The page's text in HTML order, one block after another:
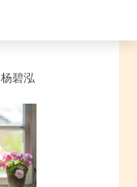
杨碧泓